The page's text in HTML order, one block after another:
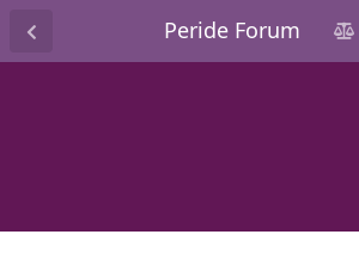
Peride Forum